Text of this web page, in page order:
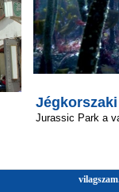
Jurassic Park a